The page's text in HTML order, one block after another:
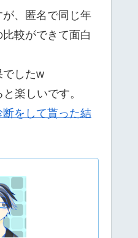
、匿名で同じ年
較ができて面白
でしたw
楽しいです。
断をして貰った結